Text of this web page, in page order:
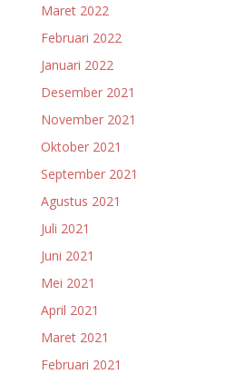
Maret 2022
Februari 2022
Januari 2022
Desember 2021
November 2021
Oktober 2021
September 2021
Agustus 2021
Juli 2021
Juni 2021
Mei 2021
April 2021
Maret 2021
Februari 2021